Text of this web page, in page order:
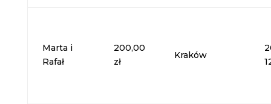
Marta i
Rafał
200,00
zł
Kraków